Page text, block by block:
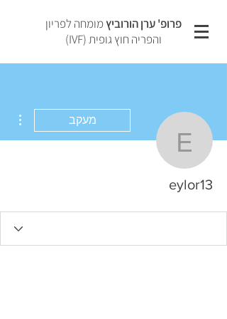
פרופ' ערן הורוביץ מומחה לפריון
והפריה חוץ גופית (IVF)
eylor13
מעקב
eylor13